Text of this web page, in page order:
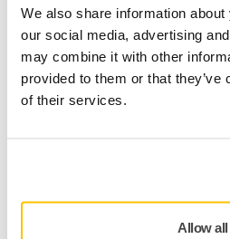
We also share information
our social media, advertising
may combine it with other
provided to them or that
of their services.
Allow all
Quand et comment